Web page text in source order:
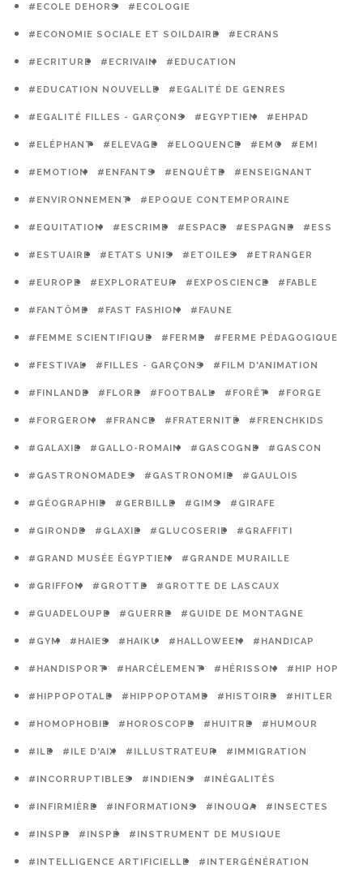
#ECOLE DEHORS #ECOLOGIE
#ECONOMIE SOCIALE ET SOILDAIRE #ECRANS
#ECRITURE #ECRIVAIN #EDUCATION
#EDUCATION NOUVELLE #EGALITÉ DE GENRES
#EGALITÉ FILLES - GARÇONS #EGYPTIEN #EHPAD
#ELÉPHANT #ELEVAGE #ELOQUENCE #EMC #EMI
#EMOTION #ENFANTS #ENQUÊTE #ENSEIGNANT
#ENVIRONNEMENT #EPOQUE CONTEMPORAINE
#EQUITATION #ESCRIME #ESPACE #ESPAGNE #ESS
#ESTUAIRE #ETATS UNIS #ETOILES #ETRANGER
#EUROPE #EXPLORATEUR #EXPOSCIENCE #FABLE
#FANTÔME #FAST FASHION #FAUNE
#FEMME SCIENTIFIQUE #FERME #FERME PÉDAGOGIQUE
#FESTIVAL #FILLES - GARÇONS #FILM D'ANIMATION
#FINLANDE #FLORE #FOOTBALL #FORÊT #FORGE
#FORGERON #FRANCE #FRATERNITÉ #FRENCHKIDS
#GALAXIE #GALLO-ROMAIN #GASCOGNE #GASCON
#GASTRONOMADES #GASTRONOMIE #GAULOIS
#GÉOGRAPHIE #GERBILLE #GIMS #GIRAFE
#GIRONDE #GLAXIE #GLUCOSERIE #GRAFFITI
#GRAND MUSÉE ÉGYPTIEN #GRANDE MURAILLE
#GRIFFON #GROTTE #GROTTE DE LASCAUX
#GUADELOUPE #GUERRE #GUIDE DE MONTAGNE
#GYM #HAIES #HAIKU #HALLOWEEN #HANDICAP
#HANDISPORT #HARCÈLEMENT #HÉRISSON #HIP HOP
#HIPPOPOTALE #HIPPOPOTAME #HISTOIRE #HITLER
#HOMOPHOBIE #HOROSCOPE #HUITRE #HUMOUR
#ILE #ILE D'AIX #ILLUSTRATEUR #IMMIGRATION
#INCORRUPTIBLES #INDIENS #INÉGALITÉS
#INFIRMIÈRE #INFORMATIONS #INOUQA #INSECTES
#INSPE #INSPÉ #INSTRUMENT DE MUSIQUE
#INTELLIGENCE ARTIFICIELLE #INTERGÉNÉRATION